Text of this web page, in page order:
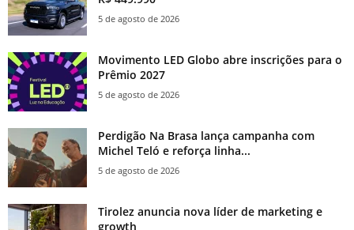
5 de agosto de 2026
Movimento LED Globo abre inscrições para o
Prêmio 2027
5 de agosto de 2026
Perdigão Na Brasa lança campanha com
Michel Teló e reforça linha...
5 de agosto de 2026
Tirolez anuncia nova líder de marketing e
growth